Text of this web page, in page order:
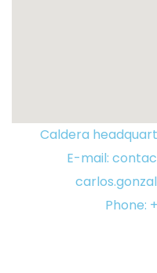
Caldera
E-mail:
Phone: